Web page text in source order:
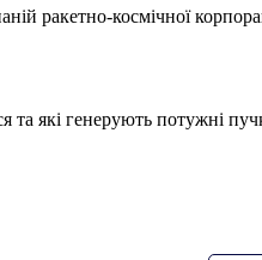
ракетно-космічної
та які генерують потужні